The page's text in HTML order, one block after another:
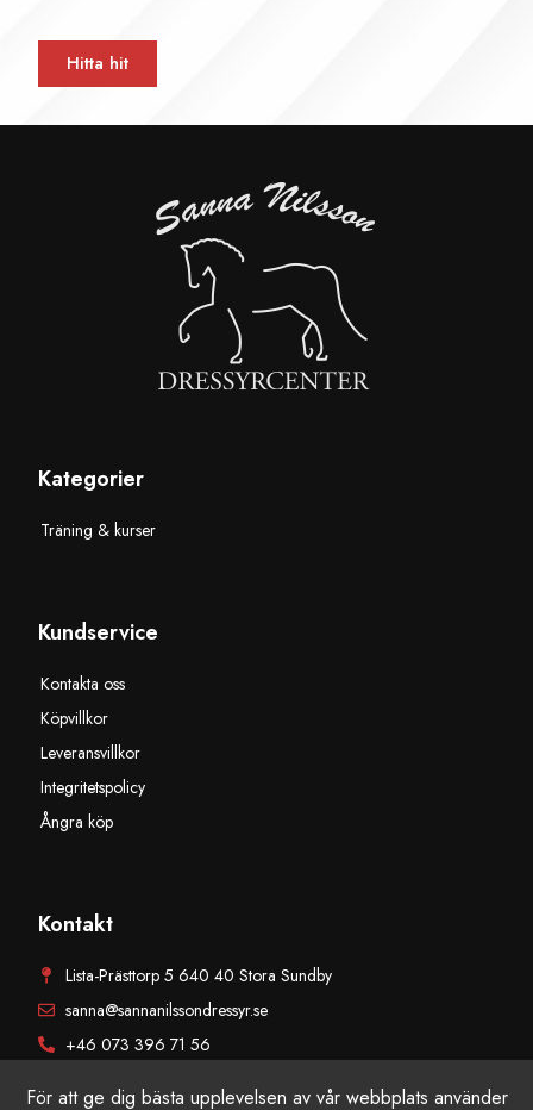
Hitta hit
Kategorier
Träning & kurser
Kundservice
Kontakta oss
Köpvillkor
Leveransvillkor
Integritetspolicy
Ångra köp
Kontakt
Lista-Prästtorp 5 640 40 Stora Sundby
sanna@sannanilssondressyr.se
+46 073 396 71 56
För att ge dig bästa upplevelsen av vår webbplats använder